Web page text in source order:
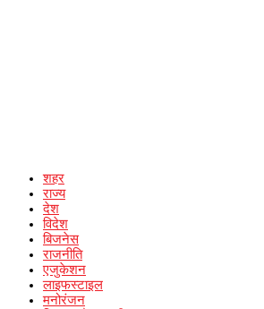
शहर
राज्य
देश
विदेश
बिजनेस
राजनीति
एजुकेशन
लाइफस्टाइल
मनोरंजन